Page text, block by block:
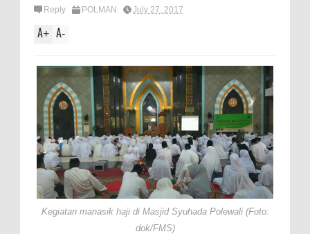
Reply POLMAN July 27, 2017
A+ A-
Kegiatan manasik haji di Masjid Syuhada Polewali (Foto:
dok/FMS)